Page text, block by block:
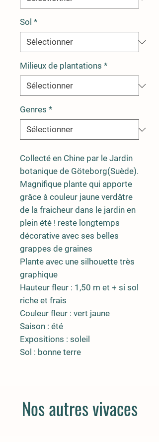
Sol *
Milieux de plantations *
Genres *
Collecté en Chine par le Jardin
botanique de Göteborg(Suède).
Magnifique plante qui apporte
grâce à couleur jaune verdâtre
de la fraicheur dans le jardin en
plein été ! reste longtemps
décorative avec ses belles
grappes de graines
Plante avec une silhouette très
graphique
Hauteur fleur : 1,50 m et + si sol
riche et frais
Couleur fleur : vert jaune
Saison : été
Expositions : soleil
Sol : bonne terre
Nos autres vivaces